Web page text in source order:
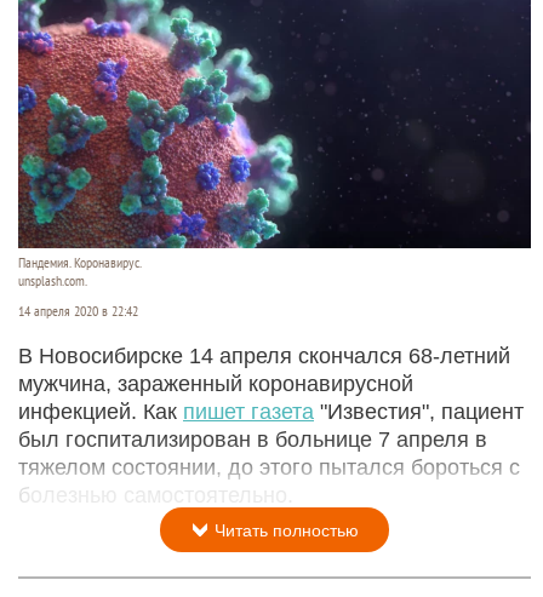
Пандемия. Коронавирус.
unsplash.com.
14 апреля 2020 в 22:42
В Новосибирске 14 апреля скончался 68-летний
мужчина, зараженный коронавирусной
инфекцией. Как пишет газета "Известия", пациент
был госпитализирован в больнице 7 апреля в
тяжелом состоянии, до этого пытался бороться с
болезнью самостоятельно.
Читать полностью